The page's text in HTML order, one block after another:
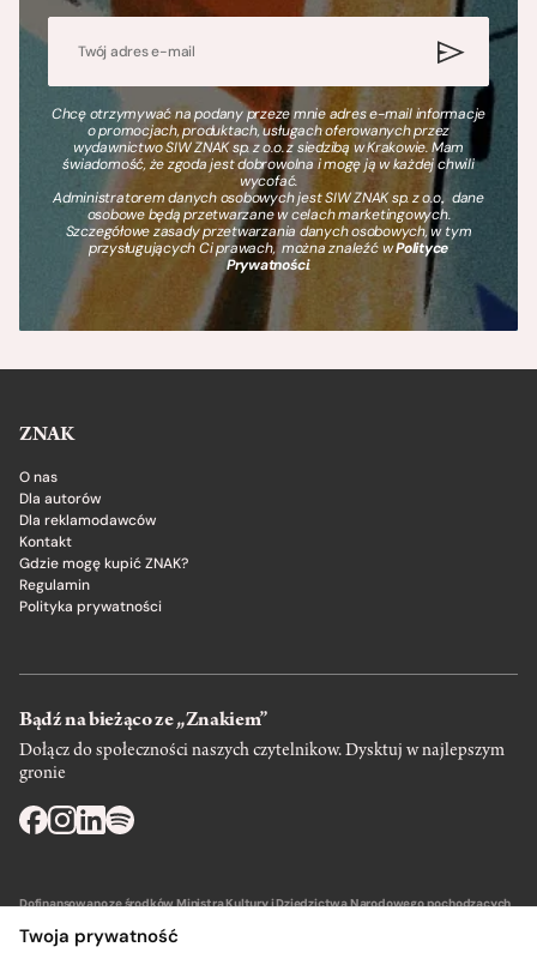
Chcę otrzymywać na podany przeze mnie adres e-mail informacje
o promocjach, produktach, usługach oferowanych przez
wydawnictwo SIW ZNAK sp. z o.o. z siedzibą w Krakowie. Mam
świadomość, że zgoda jest dobrowolna i mogę ją w każdej chwili
wycofać.
Administratorem danych osobowych jest SIW ZNAK sp. z o.o., dane
osobowe będą przetwarzane w celach marketingowych.
Szczegółowe zasady przetwarzania danych osobowych, w tym
przysługujących Ci prawach, można znaleźć wPolityce
Prywatności.
ZNAK
O nas
Dla autorów
Dla reklamodawców
Kontakt
Gdzie mogę kupić ZNAK?
Regulamin
Polityka prywatności
Bądź na bieżąco ze „Znakiem”
Dołącz do społeczności naszych czytelnikow. Dysktuj w najlepszym
gronie
Dofinansowano ze środków Ministra Kultury i Dziedzictwa Narodowego pochodzących
Twoja prywatność